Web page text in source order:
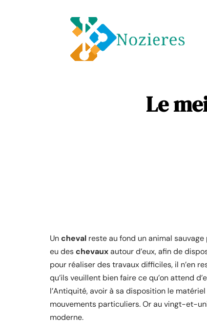
Le
Uncheval reste au fond un animal
eu deschevauxautour d’eux, afin de
pour réaliser des travaux difficiles, il n’en
qu’ils veuillent bien faire ce qu’on attend
l’Antiquité, avoir à sa disposition le
mouvements particuliers. Or au vingt-et-
moderne.